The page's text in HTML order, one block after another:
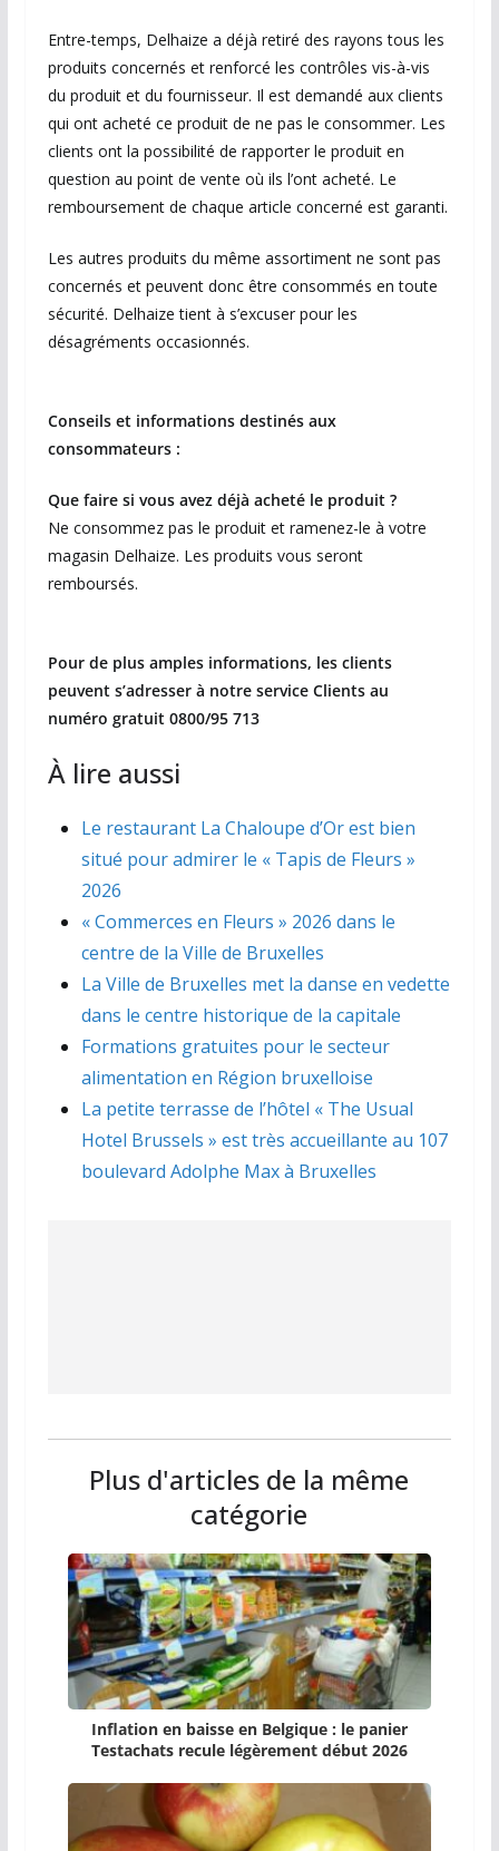
Entre-temps, Delhaize a déjà retiré des rayons tous les
produits concernés et renforcé les contrôles vis-à-vis
du produit et du fournisseur. Il est demandé aux clients
qui ont acheté ce produit de ne pas le consommer. Les
clients ont la possibilité de rapporter le produit en
question au point de vente où ils l’ont acheté. Le
remboursement de chaque article concerné est garanti.
Les autres produits du même assortiment ne sont pas
concernés et peuvent donc être consommés en toute
sécurité. Delhaize tient à s’excuser pour les
désagréments occasionnés.
Conseils et informations destinés aux
consommateurs :
Que faire si vous avez déjà acheté le produit ?
Ne consommez pas le produit et ramenez-le à votre
magasin Delhaize. Les produits vous seront
remboursés.
Pour de plus amples informations, les clients
peuvent s’adresser à notre service Clients au
numéro gratuit 0800/95 713
À lire aussi
Le restaurant La Chaloupe d’Or est bien
situé pour admirer le « Tapis de Fleurs »
2026
« Commerces en Fleurs » 2026 dans le
centre de la Ville de Bruxelles
La Ville de Bruxelles met la danse en vedette
dans le centre historique de la capitale
Formations gratuites pour le secteur
alimentation en Région bruxelloise
La petite terrasse de l’hôtel « The Usual
Hotel Brussels » est très accueillante au 107
boulevard Adolphe Max à Bruxelles
Plus d'articles de la même
catégorie
Inflation en baisse en Belgique : le panier
Testachats recule légèrement début 2026